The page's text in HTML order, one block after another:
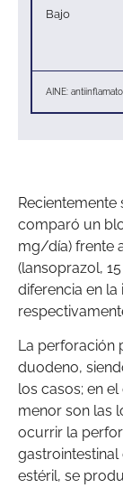
Bajo
AINE:
comparó un
mg/día) frente
(lansoprazol,
diferencia en la
La perforación
duodeno,
los casos; en
menor son las
ocurrir la
gastrointestinal
estéril, se